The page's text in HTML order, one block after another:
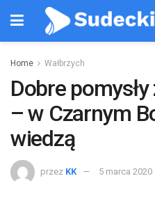
Home Wałbrzych
Dobre
– w Czarnym
wiedzą
przez KK 5 marca 2020